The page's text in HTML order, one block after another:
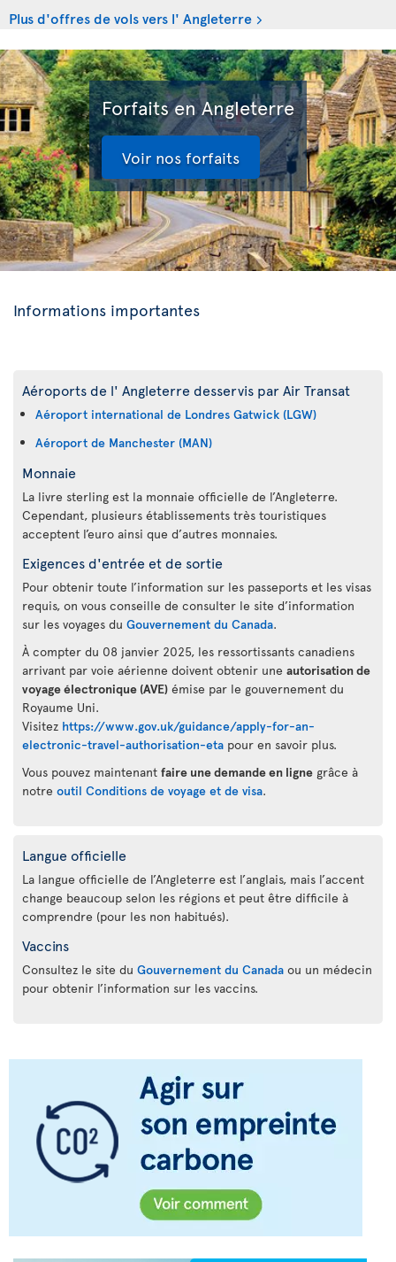
Plus d'offres de vols vers l' Angleterre
Forfaits en Angleterre
Voir nos forfaits
Informations importantes
Aéroports de l' Angleterre desservis par Air Transat
Aéroport international de Londres Gatwick (LGW)
Aéroport de Manchester (MAN)
Monnaie
La livre sterling est la monnaie officielle de l’Angleterre.
Cependant, plusieurs établissements très touristiques
acceptent l’euro ainsi que d’autres monnaies.
Exigences d'entrée et de sortie
Pour obtenir toute l’information sur les passeports et les visas
requis, on vous conseille de consulter le site d’information
sur les voyages du Gouvernement du Canada.
À compter du 08 janvier 2025, les ressortissants canadiens
arrivant par voie aérienne doivent obtenir une autorisation de
voyage électronique (AVE) émise par le gouvernement du
Royaume Uni.
Visitez https://www.gov.uk/guidance/apply-for-an-
electronic-travel-authorisation-eta pour en savoir plus.
Vous pouvez maintenant faire une demande en ligne grâce à
notre outil Conditions de voyage et de visa.
Langue officielle
La langue officielle de l’Angleterre est l’anglais, mais l’accent
change beaucoup selon les régions et peut être difficile à
comprendre (pour les non habitués).
Vaccins
Consultez le site du Gouvernement du Canada ou un médecin
pour obtenir l’information sur les vaccins.